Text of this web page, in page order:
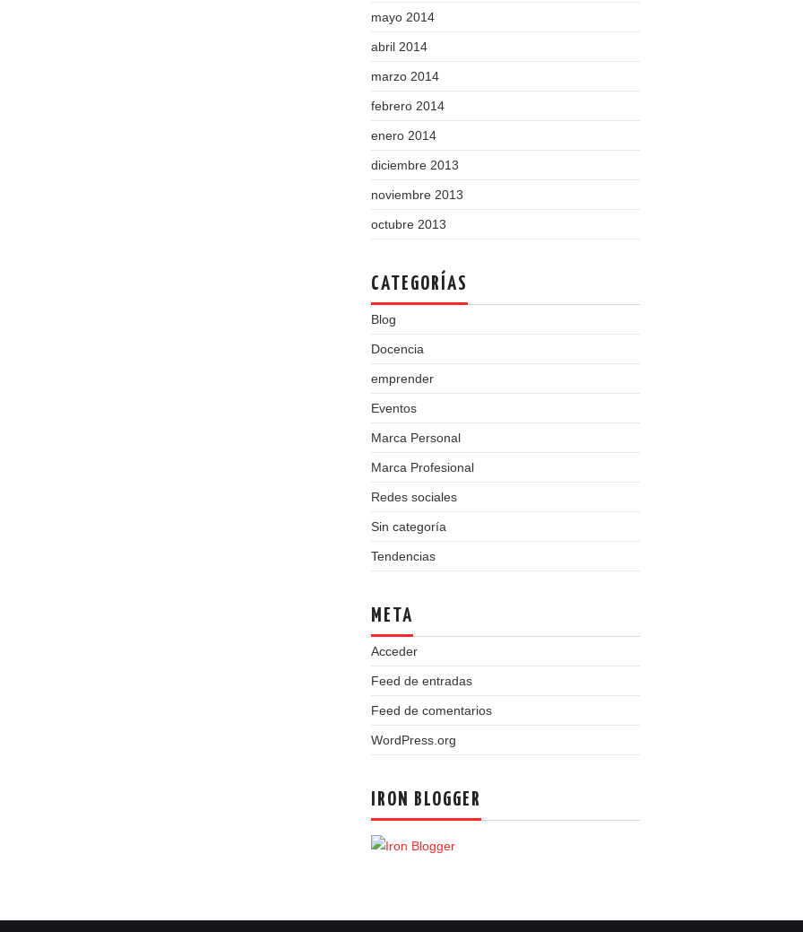
mayo 2014
abril 2014
marzo 2014
febrero 2014
enero 2014
diciembre 2013
noviembre 2013
octubre 2013
CATEGORÍAS
Blog
Docencia
emprender
Eventos
Marca Personal
Marca Profesional
Redes sociales
Sin categoría
Tendencias
META
Acceder
Feed de entradas
Feed de comentarios
WordPress.org
IRON BLOGGER